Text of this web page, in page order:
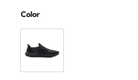
Color